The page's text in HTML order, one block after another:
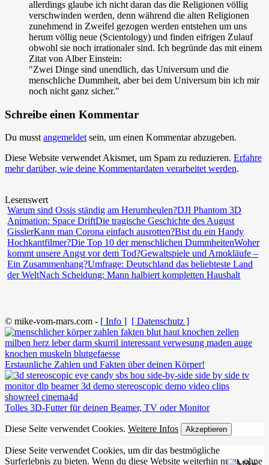
allerdings glaube ich nicht daran das die Religionen völlig
verschwinden werden, denn während die alten Religionen
zunehmend in Zweifel gezogen werden entstehen um uns
herum völlig neue (Scientology) und finden eifrigen Zulauf
obwohl sie noch irrationaler sind. Ich begründe das mit einem
Zitat von Alber Einstein:
"Zwei Dinge sind unendlich, das Universum und die
menschliche Dummheit, aber bei dem Universum bin ich mir
noch nicht ganz sicher."
Schreibe einen Kommentar
Du musst angemeldet sein, um einen Kommentar abzugeben.
Diese Website verwendet Akismet, um Spam zu reduzieren. Erfahre
mehr darüber, wie deine Kommentardaten verarbeitet werden.
Lesenswert
Warum sind Ossis ständig am Herumheulen?DJI Phantom 3D
Animation: Space DriftDie tragische Geschichte des August
GisslerKann man Corona einfach ausrotten?Bist du ein Handy
Hochkantfilmer?Die Top 10 der menschlichen DummheitenWoher
kommt unsere Angst vor dem Tod?Gewaltspiele und Amokläufe –
Ein Zusammenhang?Umfrage: Deutschland das beliebteste Land
der WeltNach Scheidung: Mann halbiert kompletten Haushalt
© mike-vom-mars.com - [ Info ] [ Datenschutz ]
Erstaunliche Zahlen und Fakten über deinen Körper!
Tolles 3D-Futter für deinen Beamer, TV oder Monitor
Diese Seite verwendet Cookies. Weitere Infos Akzeptieren
Diese Seite verwendet Cookies, um dir das bestmögliche
Surferlebnis zu bieten. Wenn du diese Website weiterhin nutzt, ohne